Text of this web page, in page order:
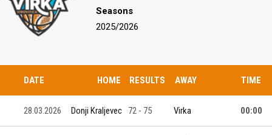
Seasons
2025/2026
DATE HOME RESULTS AWAY TIME
28.03.2026 Donji Kraljevec 72 - 75 Virka 00:00